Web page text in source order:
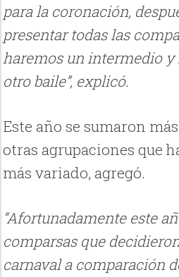
para la coronación,
presentar todas las
haremos un intermedio
otro baile”, explicó.
Este año se sumaron
otras agrupaciones que
más variado, agregó.
“Afortunadamente este
comparsas que
carnaval a comparación